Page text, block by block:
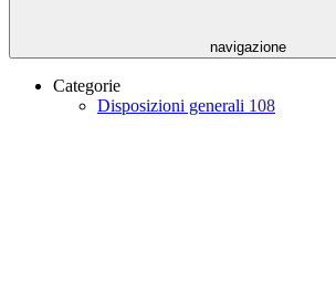
navigazione
Categorie
Disposizioni generali 108